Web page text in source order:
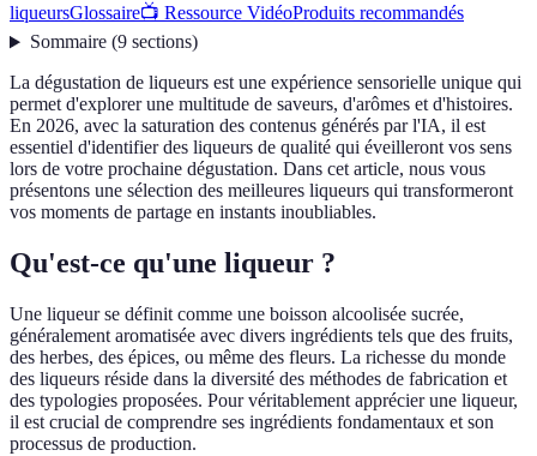
liqueursGlossaire📺 Ressource VidéoProduits recommandés
Sommaire(9 sections)
La dégustation de liqueurs est une expérience sensorielle unique qui
permet d'explorer une multitude de saveurs, d'arômes et d'histoires.
En 2026, avec la saturation des contenus générés par l'IA, il est
essentiel d'identifier des liqueurs de qualité qui éveilleront vos sens
lors de votre prochaine dégustation. Dans cet article, nous vous
présentons une sélection des meilleures liqueurs qui transformeront
vos moments de partage en instants inoubliables.
Qu'est-ce qu'une liqueur ?
Une liqueur se définit comme une boisson alcoolisée sucrée,
généralement aromatisée avec divers ingrédients tels que des fruits,
des herbes, des épices, ou même des fleurs. La richesse du monde
des liqueurs réside dans la diversité des méthodes de fabrication et
des typologies proposées. Pour véritablement apprécier une liqueur,
il est crucial de comprendre ses ingrédients fondamentaux et son
processus de production.